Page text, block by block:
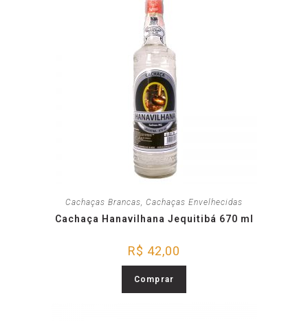
Cachaças Brancas, Cachaças Envelhecidas
Cachaça Hanavilhana Jequitibá 670 ml
R$ 42,00
Comprar